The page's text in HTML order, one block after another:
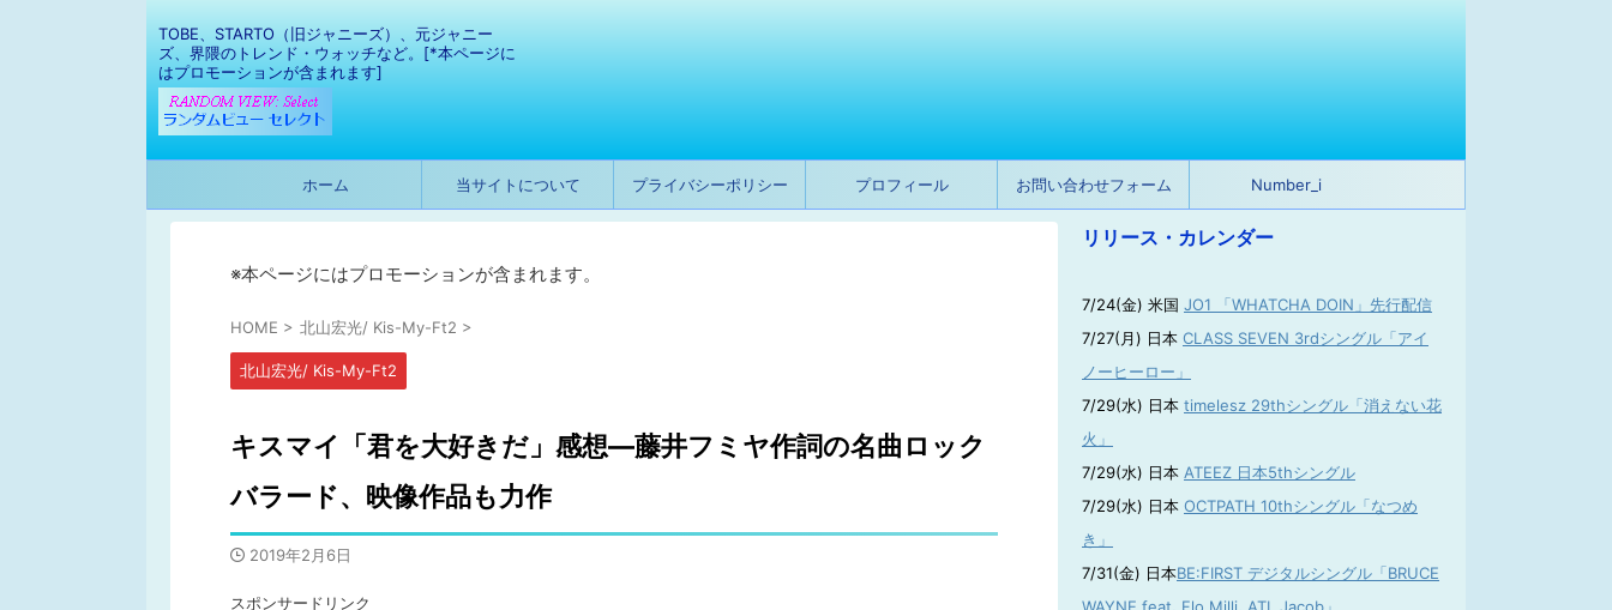
TOBE、STARTO（旧ジャニーズ）、元ジャニー
ズ、界隈のトレンド・ウォッチなど。[*本ページに
はプロモーションが含まれます]
ホーム 当サイトについて プライバシーポリシー プロフィール お問い合わせフォーム Number_i
※本ページにはプロモーションが含まれます。
HOME > 北山宏光/ Kis-My-Ft2 >
北山宏光/ Kis-My-Ft2
キスマイ「君を大好きだ」感想―藤井フミヤ作詞の名曲ロック
バラード、映像作品も力作
2019年2月6日
スポンサードリンク
リリース・カレンダー
7/24(金) 米国 JO1 「WHATCHA DOIN」先行配信
7/27(月) 日本 CLASS SEVEN 3rdシングル「アイ
ノーヒーロー」
7/29(水) 日本 timelesz 29thシングル「消えない花
火」
7/29(水) 日本 ATEEZ 日本5thシングル
7/29(水) 日本 OCTPATH 10thシングル「なつめ
き」
7/31(金) 日本BE:FIRST デジタルシングル「BRUCE